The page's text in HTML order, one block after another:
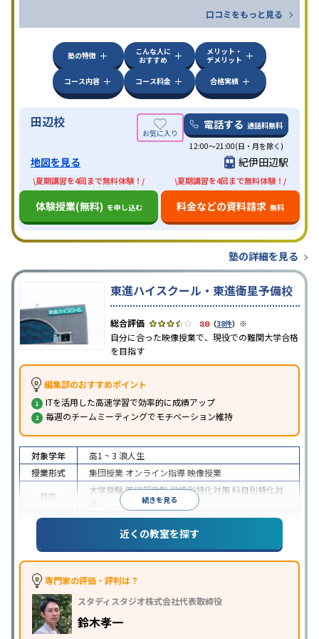
口コミをもっと見る
塾の特徴
こんな人に
おすすめ
メリット・
デメリット
コース内容
コース料金 合格実績
田辺校 電話する 通話料無料
12:00～21:00(日・月を除く)
地図を見る 紀伊田辺駅
\夏期講習を4回まで無料体験！/
体験授業(無料) を申し込む
\夏期講習を4回まで無料体験！/
料金などの資料請求 無料
塾の詳細を見る
東進ハイスクール・東進衛星予備校
3.8（38件） ※
自分に合った映像授業で、現役での難関大学合格
を目指す
編集部のおすすめポイント
ITを活用した高速学習で効率的に成績アップ
毎週のチームミーティングでモチベーション維持
続きを見る
対象学年 高1 ~ 3 浪人生
授業形式
集団授業 オンライン指導映像授業
目的
大学受験医学部受験学校別特化対策科目別特化対
特待生・奨学金制度あり授業の振替可能学習に
PC・タブレットを利用1科目から受講可能
習のみの受講可
※2024年6月調査。大学受験塾・予備校のアンケート調査方法を参照
近くの教室を探す
専門家の評価・評判は？
スタディスタジオ株式会社代表取締役
鈴木孝一